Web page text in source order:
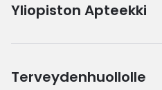
Yliopiston Apteekki
Terveydenhuollolle